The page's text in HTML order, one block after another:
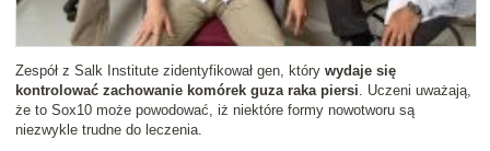
Zespół z Salk Institute zidentyfikował gen, który wydaje się
kontrolować zachowanie komórek guza raka piersi. Uczeni uważają,
że to Sox10 może powodować, iż niektóre formy nowotworu są
niezwykle trudne do leczenia.